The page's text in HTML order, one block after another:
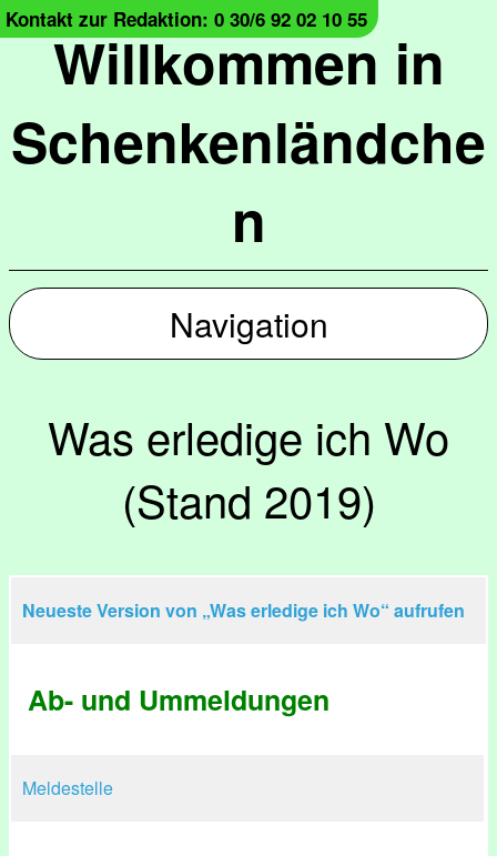
Willkommen in
Schenkenländche
n
Kontakt zur Redaktion: 0 30/6 92 02 10 55
Navigation
Was erledige ich Wo
(Stand 2019)
Neueste Version von „Was erledige ich Wo“ aufrufen
Ab- und Ummeldungen
Meldestelle